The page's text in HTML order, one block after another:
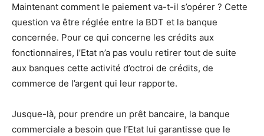
Maintenant comment le paiement va-t-il s’opérer ? Cette
question va être réglée entre la BDT et la banque
concernée. Pour ce qui concerne les crédits aux
fonctionnaires, l’Etat n’a pas voulu retirer tout de suite
aux banques cette activité d’octroi de crédits, de
commerce de l’argent qui leur rapporte.
Jusque-là, pour prendre un prêt bancaire, la banque
commerciale a besoin que l’Etat lui garantisse que le